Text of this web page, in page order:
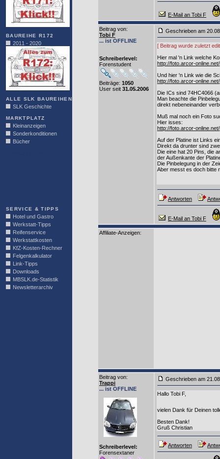
BAUREIHE R172
2011 - 2020
ALLE SLK BAUREIHEN
SLK Geschichte
MARKTPLATZ
Kleinanzeigen
Sonderkonditionen
Bücher
SERVICE & TIPPS
Hotel und Gastro
Werkstatt-Tipps
Reifenservice
Werkstattkosten
KfZ-Kosten-Rechner
Felgenkalkulator
Link-Tipps
Downloads
MBSLK.de-Statistik
Newsletterarchiv
E-Mail an Tobi F
Beitrag von:
Tobi F
... ist OFFLINE
Schreiberlevel:
Forenstudent
Beiträge: 1050
User seit 31.05.2006
Geschrieben am
[ Beitrag wurde zuletzt
Hier mal 'n Link welche
http://foto.arcor-
Und hier 'n Link wie die
http://foto.arcor-
Die ICs sind 74HC4066
Man beachte die
direkt nebeneinander
Muß mal noch ein Foto
Hier isses:
http://foto.arcor-
Auf der Platine ist Links
Direkt da drunter sind
Die eine hat 20 Pins, die
der Außenkante der
Die Pinbelegung in der
Aber messt es doch bitte
Antworten
E-Mail an Tobi F
Affiliate-Anzeigen:
Beitrag von:
Trappi
... ist OFFLINE
Schreiberlevel:
Forensextaner
Geschrieben am
Hallo Tobi F,
vielen Dank für Deinen
Besten Dank!
Gruß Christian
Antworten